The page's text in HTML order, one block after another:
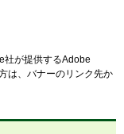
社が提供するAdobe
は、バナーのリンク先か